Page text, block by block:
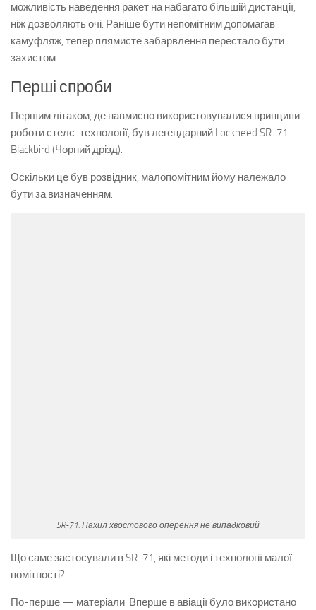
можливість наведення ракет на набагато більшій дистанції,
ніж дозволяють очі. Раніше бути непомітним допомагав
камуфляж, тепер плямисте забарвлення перестало бути
захистом.
Перші спроби
Першим літаком, де навмисно використовувалися принципи
роботи стелс-технології, був легендарний Lockheed SR-71
Blackbird (Чорний дрізд).
Оскільки це був розвідник, малопомітним йому належало
бути за визначенням.
SR-71. Нахил хвостового оперення не випадковий
Що саме застосували в SR-71, які методи і технології малої
помітності?
По-перше — матеріали. Вперше в авіації було використано